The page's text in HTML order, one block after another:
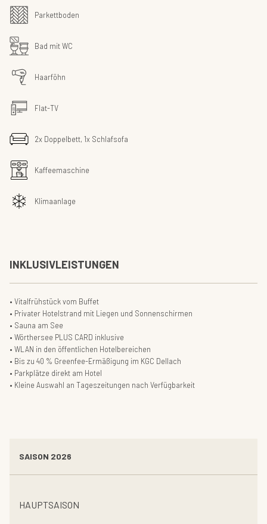
Parkettboden
Bad mit WC
Haarföhn
Flat-TV
2x Doppelbett, 1x Schlafsofa
Kaffeemaschine
Klimaanlage
INKLUSIVLEISTUNGEN
• Vitalfrühstück vom Buffet
• Privater Hotelstrand mit Liegen und Sonnenschirmen
• Sauna am See
• Wörthersee PLUS CARD inklusive
• WLAN in den öffentlichen Hotelbereichen
• Bis zu 40 % Greenfee-Ermäßigung im KGC Dellach
• Parkplätze direkt am Hotel
• Kleine Auswahl an Tageszeitungen nach Verfügbarkeit
SAISON 2026
HAUPTSAISON